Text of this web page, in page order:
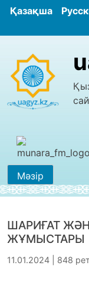
Қазақша
Мәзір
ШАРИҒАТ
ЖҰМЫСТАРЫ
11.01.2024 | 848